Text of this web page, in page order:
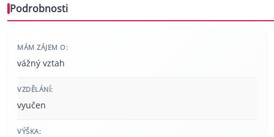
Podrobnosti
MÁM ZÁJEM O:
vážný vztah
VZDĚLÁNÍ:
vyučen
VÝŠKA: